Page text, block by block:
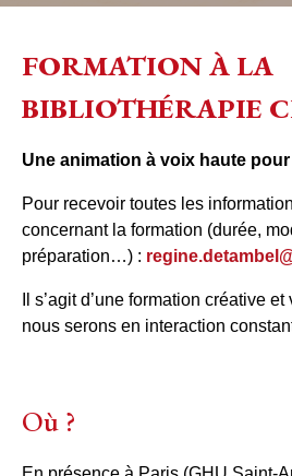
FORMATION À LA
BIBLIOTHÉRAPIE
Une animation à voix haute
Pour recevoir toutes les
concernant la formation (durée,
préparation…) :
Il s’agit d’une formation créative
nous serons en interaction
Où ?